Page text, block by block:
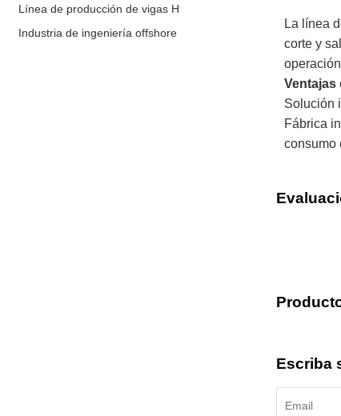
Línea de producción de vigas H
Industria de ingeniería offshore
La línea
corte y
Ventajas
Solución
Fábrica
consumo
Escriba